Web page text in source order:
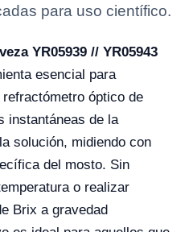
para uso científico.
YR05939 // YR05943
esencial para
óptico de
instantáneas de la
solución, midiendo con
del mosto. Sin
o realizar
Brix a gravedad